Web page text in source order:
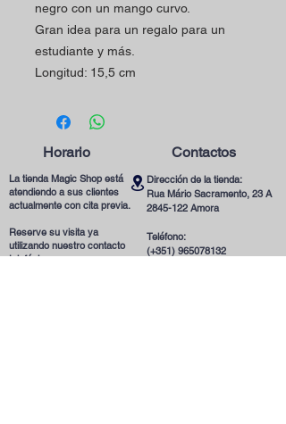
negro con un mango curvo.
Gran idea para un regalo para un
estudiante y más.
Longitud: 15,5 cm
Horario
La tienda Magic Shop está
atendiendo a sus clientes
actualmente con cita previa.
Reserve su visita ya
utilizando nuestro contacto
telefónico o correo
Contactos
Dirección de la tienda:
Rua Mário Sacramento, 23 A
2845-122 Amora
Teléfono:
(+351) 965078132